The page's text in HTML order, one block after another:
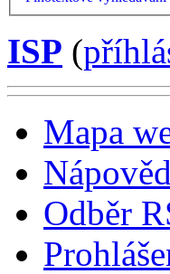
ISP (
Mapa
Odběr